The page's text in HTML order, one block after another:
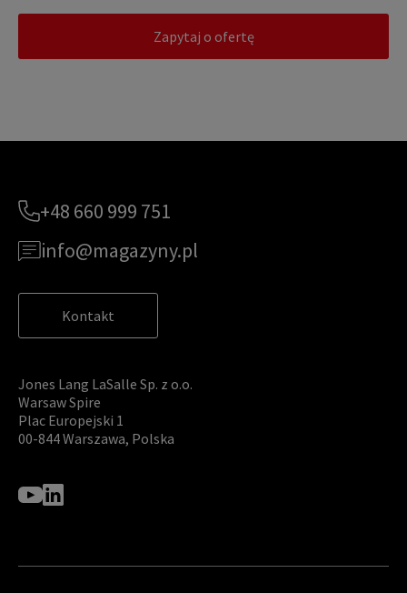
Zapytaj o ofertę
+48 660 999 751
info@magazyny.pl
Kontakt
Jones Lang LaSalle Sp. z o.o.
Warsaw Spire
Plac Europejski 1
00-844 Warszawa, Polska